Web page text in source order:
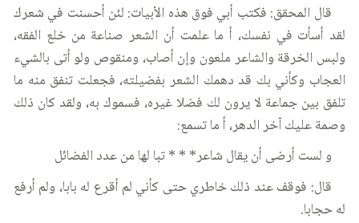
قال المحقق: فكتب أبي فوق هذه الأبيات: لئن أحسنت في شعرك
لقد أسأت في نفسك، أ ما علمت أن الشعر صناعة من خلع الفقه،
ولبس الخرقة والشاعر ملعون وإن أصاب، ومنقوص ولو أتى بالشيء
العجاب وكأني بك قد دهمك الشعر بفضيلته، فجعلت تنفق منه ما
تلفق بين جماعة لا يرون لك فضلا غيره، فسموك به، ولقد كان ذلك
وصمة عليك آخر الدهر، أ ما تسمع:
و لست أرضى أن يقال شاعر* * * تبا لها من عدد الفضائل
قال: فوقف عند ذلك خاطري حتى كأني لم أقرع له بابا، ولم أرفع
له حجابا.